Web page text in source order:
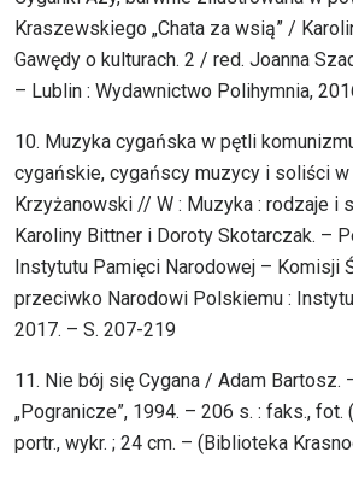
Kraszewskiego „Chata za wsią” /
Gawędy o kulturach. 2 / red. Joanna
– Lublin : Wydawnictwo Polihymnia,
10. Muzyka cygańska w pętli
cygańskie, cygańscy muzycy i soliści
Krzyżanowski // W : Muzyka : rodzaje i
Karoliny Bittner i Doroty Skotarczak. –
Instytutu Pamięci Narodowej – Komisji
przeciwko Narodowi Polskiemu :
2017. – S. 207-219
11. Nie bój się Cygana / Adam Bartosz.
„Pogranicze”, 1994. – 206 s. : faks., fot.
portr., wykr. ; 24 cm. – (Biblioteka